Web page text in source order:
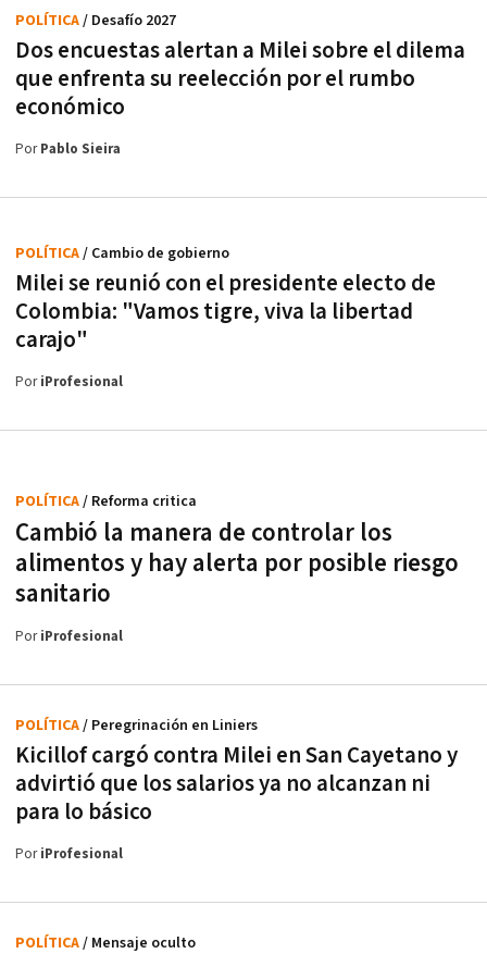
Dos encuestas alertan a Milei sobre el dilema
que enfrenta su reelección por el rumbo
económico
POLÍTICA/ Desafío 2027
PorPablo Sieira
Milei se reunió con el presidente electo de
Colombia: "Vamos tigre, viva la libertad
carajo"
POLÍTICA/ Cambio de gobierno
PoriProfesional
Cambió la manera de controlar los
alimentos y hay alerta por posible riesgo
sanitario
POLÍTICA/ Reforma critica
PoriProfesional
Kicillof cargó contra Milei en San Cayetano y
advirtió que los salarios ya no alcanzan ni
para lo básico
POLÍTICA/ Peregrinación en Liniers
PoriProfesional
POLÍTICA/ Mensaje oculto